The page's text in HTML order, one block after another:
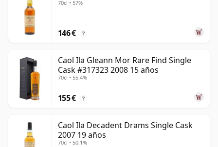
70cl • 57%
146 € ?
Caol Ila Gleann Mor Rare Find Single
Cask #317323 2008 15 años
70cl • 55.4%
155 € ?
Caol Ila Decadent Drams Single Cask
2007 19 años
70cl • 50.1%